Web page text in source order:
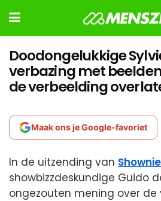
Doodongelukkige
verbazing met
de verbeelding
Maak ons je Google-favoriet
In de uitzending van
showbizzdeskundige Guido
ongezouten mening over